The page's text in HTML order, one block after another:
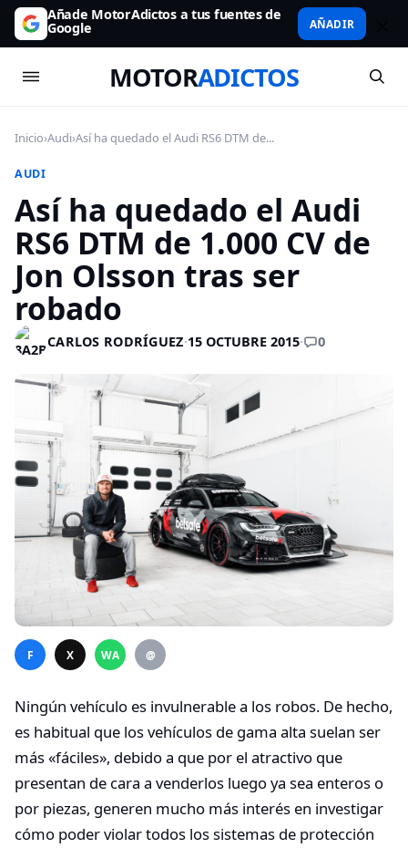
Añade MotorAdictos a tus fuentes de
Google AÑADIR
MOTORADICTOS
Inicio›Audi›Así ha quedado el Audi RS6 DTM de...
AUDI
Así ha quedado el Audi
RS6 DTM de 1.000 CV de
Jon Olsson tras ser
robado
CARLOS RODRÍGUEZ·15 OCTUBRE 2015· 0
F X WA @
Ningún vehículo es invulnerable a los robos. De hecho,
es habitual que los vehículos de gama alta suelan ser
más «fáciles», debido a que por el atractivo que
presentan de cara a venderlos luego ya sea enteros o
por piezas, generen mucho más interés en investigar
cómo poder violar todos los sistemas de protección